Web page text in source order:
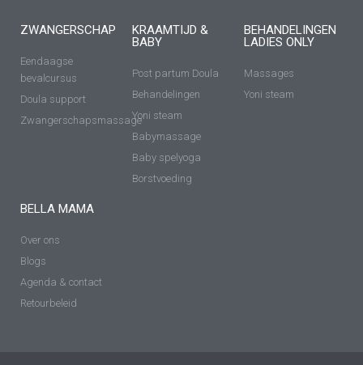
ZWANGERSCHAP
Eendaagse
bevalcursus
Doula support
Zwangerschapsmassage
KRAAMTIJD &
BABY
Post partum Doula
Behandelingen
Yoni steam
Babymassage
Baby spelyoga
Borstvoeding
BEHANDELINGEN
LADIES ONLY
Massages
Yoni steam
BELLA MAMA
Over ons
Blogs
Agenda & contact
Retourbeleid